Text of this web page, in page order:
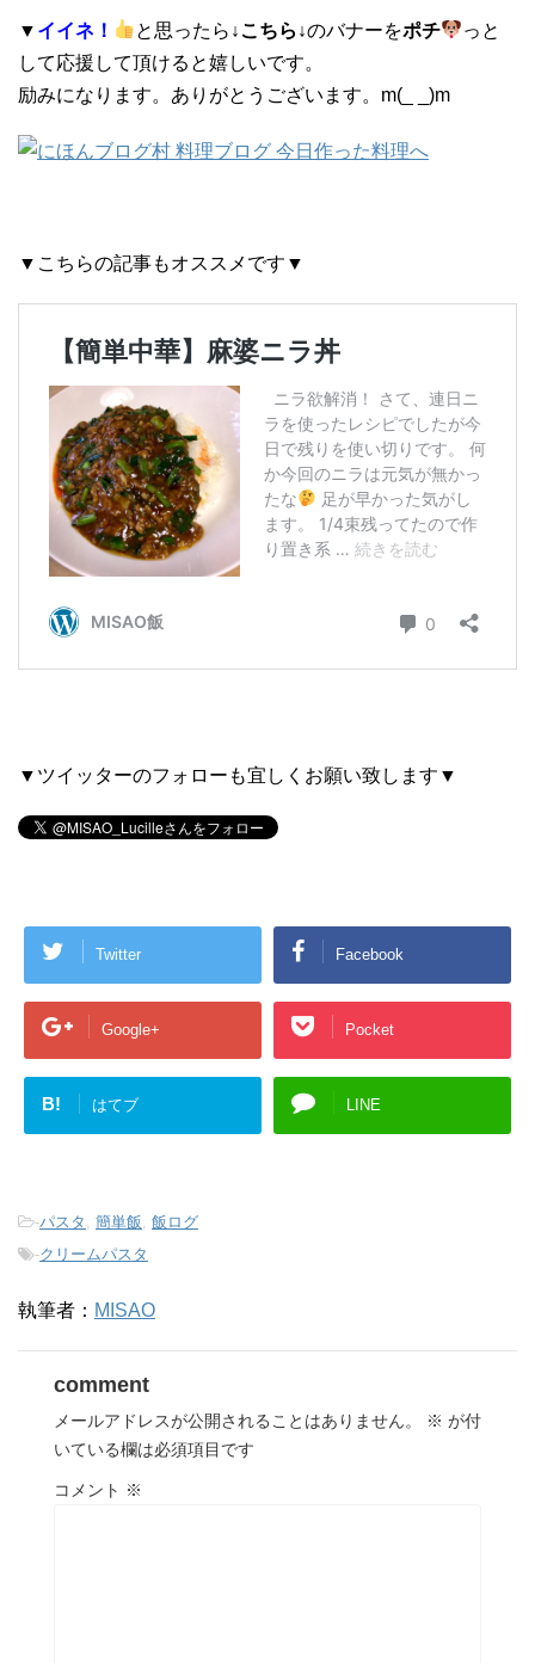
▼ イイネ！ と思ったら ↓こちら↓のバナーをポチ
っと
して応援して頂けると嬉しいです。
励みになります。ありがとうございます。m(_ _)m
▼こちらの記事もオススメです▼
▼ツイッターのフォローも宜しくお願い致します▼
Twitter Facebook
Google+ Pocket
B! はてブ LINE
-パスタ 簡単飯 飯ログ
-クリームパスタ
執筆者： MISAO
comment
メールアドレスが公開されることはありません。 ※ が付
いている欄は必須項目です
コメント ※